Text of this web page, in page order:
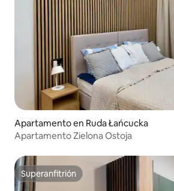
Apartamento en Ruda Łańcucka
Apartamento Zielona Ostoja
Superanfitrión
Superanfitrión